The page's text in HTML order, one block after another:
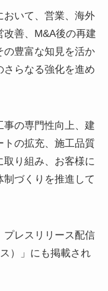
おいて、営業、海外
善、M&A後の再建
の豊富な知見を活か
さらなる強化を進め
の専門性向上、建
トの拡充、施工品質
取り組み、お客様に
づくりを推進して
プレスリリース配信
）」にも掲載され